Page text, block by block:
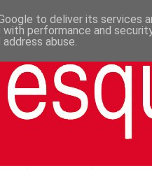
to deliver its services
with performance and
abuse.